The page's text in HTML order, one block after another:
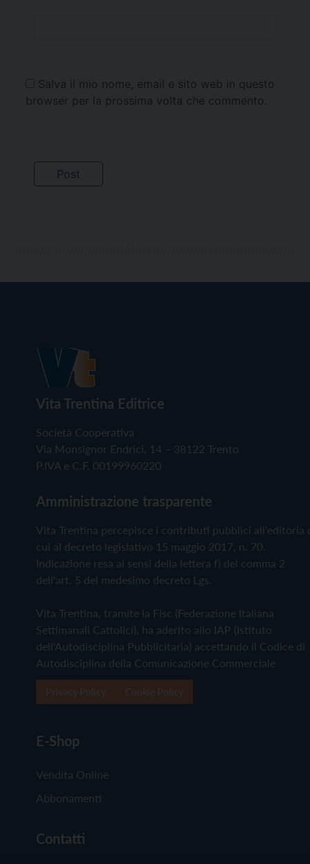
Salva il mio nome, email e sito web in questo
browser per la prossima volta che commento.
Vita Trentina Editrice
Società Cooperativa
Via Monsignor Endrici, 14 – 38122 Trento
P.IVA e C.F. 00199960220
Amministrazione trasparente
Vita Trentina percepisce i contributi pubblici all'editoria
cui al decreto legislativo 15 maggio 2017, n. 70.
Indicazione resa ai sensi della lettera f) del comma 2
dell'art. 5 del medesimo decreto Lgs.
Vita Trentina, tramite la Fisc (Federazione Italiana
Settimanali Cattolici), ha aderito allo IAP (Istituto
dell'Autodisciplina Pubblicitaria) accettando il Codice di
Autodisciplina della Comunicazione Commerciale
E-Shop
Vendita Online
Abbonamenti
Contatti